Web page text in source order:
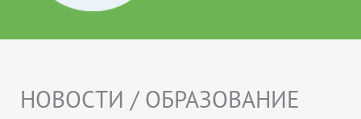
НОВОСТИ / ОБРАЗОВАНИЕ